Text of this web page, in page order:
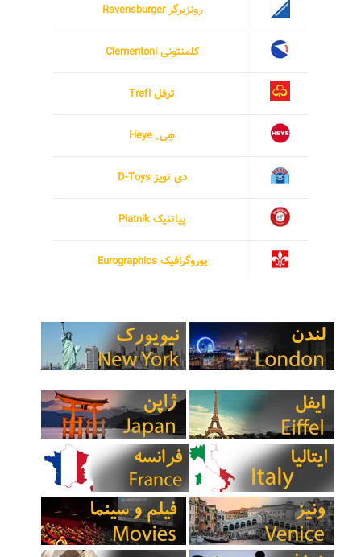
رونزبرگر Ravensburger
کلمنتونی Clementoni
ترفل Trefl
هِی ِ Heye
دی تویز D-Toys
پیاتنیک Piatnik
یوروگرافیک Eurographics